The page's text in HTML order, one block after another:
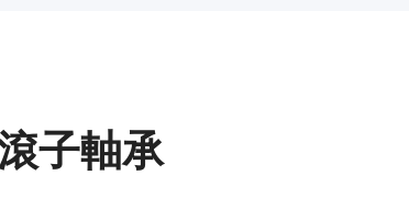
子軸承